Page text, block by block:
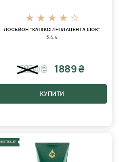
ЛОСЬЙОН "КАПІКСІЛ+ПЛАЦЕНТА ШОК"
3.4.4
2100₴ 1889 ₴
КУПИТИ
BESTSELLER